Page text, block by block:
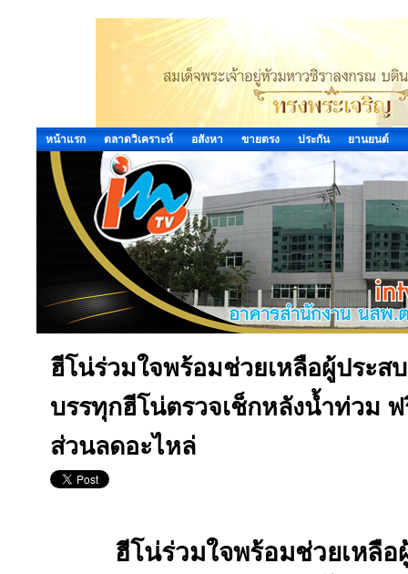
หน้าแรก ตลาดวิเคราะห์ อสังหา ขายตรง ประกัน ยานยนต์
ฮีโน่ร่วมใจพร้อมช่วยเหลือผู้ประ
บรรทุกฮีโน่ตรวจเช็กหลังน้ำท่วม
ส่วนลดอะไหล่
ฮีโน่ร่วมใจพร้อมช่วยเหลื